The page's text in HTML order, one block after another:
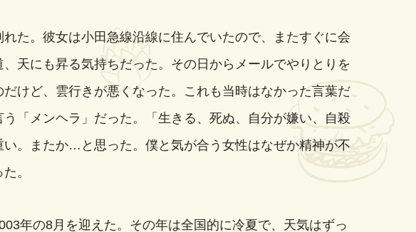
た。彼女は小田急線沿線に住んでいたので、またすぐに会
、天にも昇る気持ちだった。その日からメールでやりとりを
けど、雲行きが悪くなった。これも当時はなかった言葉だ
「メンヘラ」だった。「生きる、死ぬ、自分が嫌い、自殺
い。またか…と思った。僕と気が合う女性はなぜか精神が不
。
年の8月を迎えた。その年は全国的に冷夏で、天気はずっ